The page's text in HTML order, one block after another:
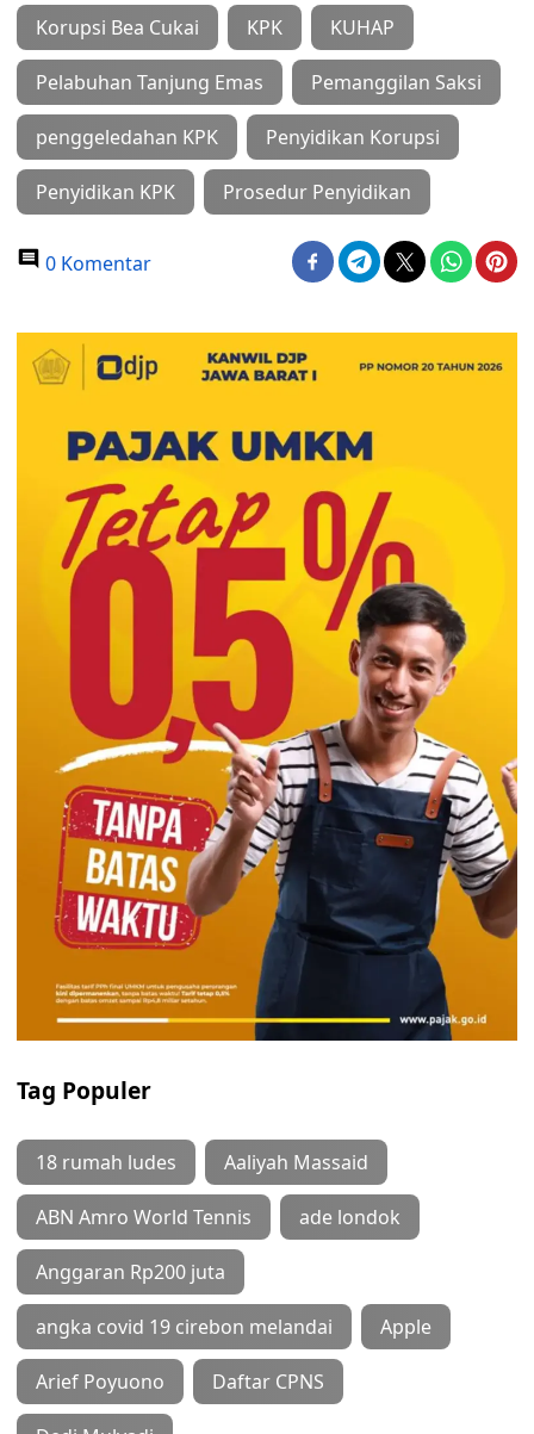
Korupsi Bea Cukai KPK KUHAP
Pelabuhan Tanjung Emas Pemanggilan Saksi
penggeledahan KPK Penyidikan Korupsi
Penyidikan KPK Prosedur Penyidikan
0 Komentar
Tag Populer
18 rumah ludes Aaliyah Massaid
ABN Amro World Tennis ade londok
Anggaran Rp200 juta
angka covid 19 cirebon melandai Apple
Arief Poyuono Daftar CPNS